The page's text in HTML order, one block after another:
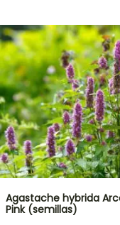
Agastache hybrida
Pink (semillas)